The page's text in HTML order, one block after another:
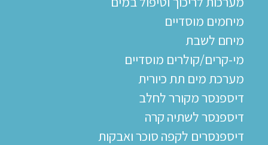
מיחמים מוסדיים
מיחם לשבת
מי-קרים/קולרים מוסדיים
מערכת מים תת כיורית
דיספנסר מקורר לחלב
דיספנסר לשתיה קרה
דיספנסרים לקפה סוכר ואבקות